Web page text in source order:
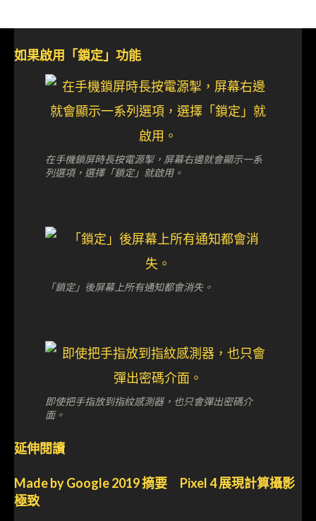
如果啟用「鎖定」功能
在手機鎖屏時長按電源掣，屏幕右邊就會顯示一系
列選項，選擇「鎖定」就啟用。
「鎖定」後屏幕上所有通知都會消失。
即使把手指放到指紋感測器，也只會彈出密碼介
面。
延伸閱讀
Made by Google 2019 摘要 Pixel 4 展現計算攝影
極致